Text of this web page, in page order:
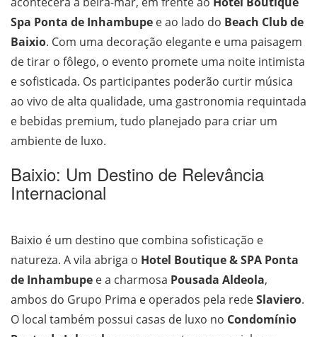
Spa Ponta de Inhambupe e ao lado do Beach Club de
Baixio. Com uma decoração elegante e uma paisagem
de tirar o fôlego, o evento promete uma noite intimista
e sofisticada. Os participantes poderão curtir música
ao vivo de alta qualidade, uma gastronomia requintada
e bebidas premium, tudo planejado para criar um
ambiente de luxo.
Baixio: Um Destino de Relevância
Internacional
Baixio é um destino que combina sofisticação e
natureza. A vila abriga o Hotel Boutique & SPA Ponta
de Inhambupe e a charmosa Pousada Aldeola,
ambos do Grupo Prima e operados pela redeSlaviero.
O local também possui casas de luxo no Condomínio